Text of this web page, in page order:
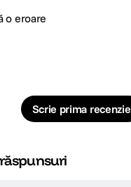
o eroare
Scrie prima recenzie